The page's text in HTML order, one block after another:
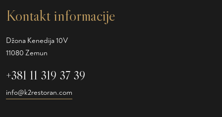
Kontakt informacije
Džona Kenedija 10V
11080 Zemun
+381 11 319 37 39
info@k2restoran.com